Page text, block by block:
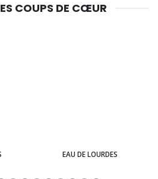
COUPS DE CŒUR
EAU DE LOURDES